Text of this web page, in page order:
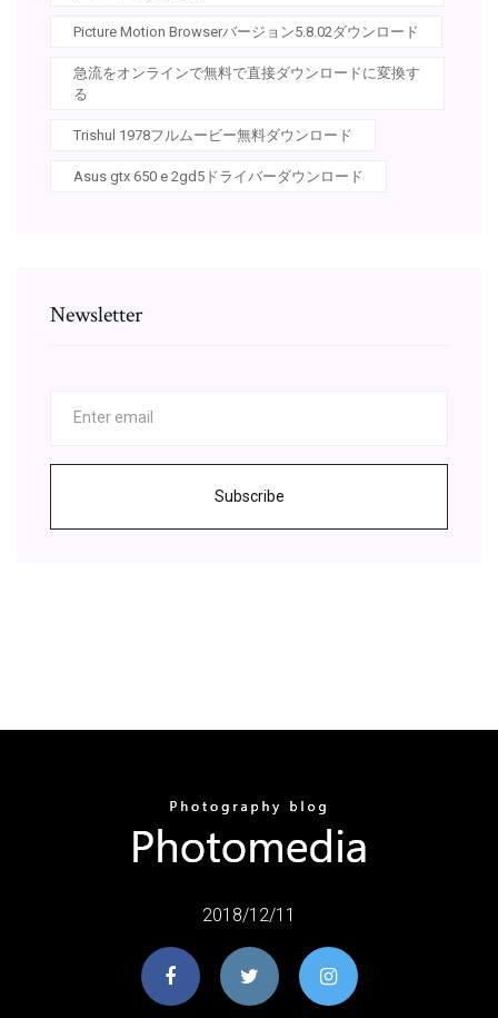
Picture Motion Browserバージョン5.8.02ダウンロード
急流をオンラインで無料で直接ダウンロードに変換す
る
Trishul 1978フルムービー無料ダウンロード
Asus gtx 650 e 2gd5ドライバーダウンロード
Newsletter
Subscribe
2018/12/11